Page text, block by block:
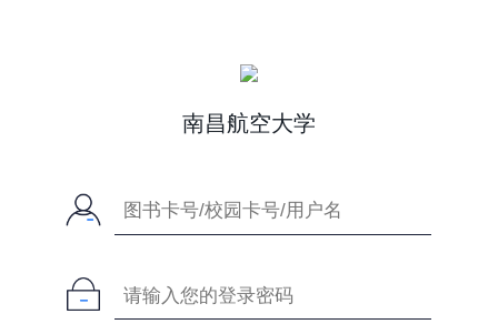
南昌航空大学